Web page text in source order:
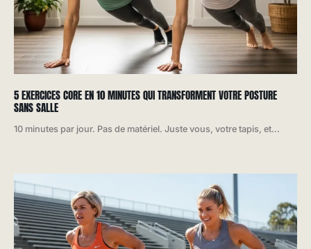
5 EXERCICES CORE EN 10 MINUTES QUI TRANSFORMENT VOTRE POSTURE
SANS SALLE
10 minutes par jour. Pas de matériel. Juste vous, votre tapis, et...